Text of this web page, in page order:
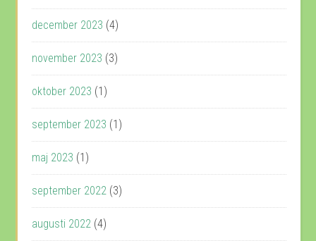
december 2023 (4)
november 2023 (3)
oktober 2023 (1)
september 2023 (1)
maj 2023 (1)
september 2022 (3)
augusti 2022 (4)